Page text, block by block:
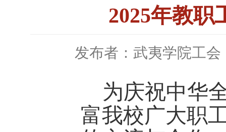
2025年教职
发布者：武夷学院工会
为庆祝中华
富我校广大职